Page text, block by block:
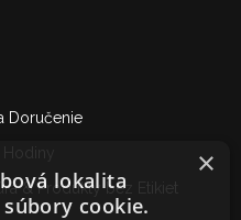
Doručenie
& Produkty bez Etikiet
×
lokalita
cookie.